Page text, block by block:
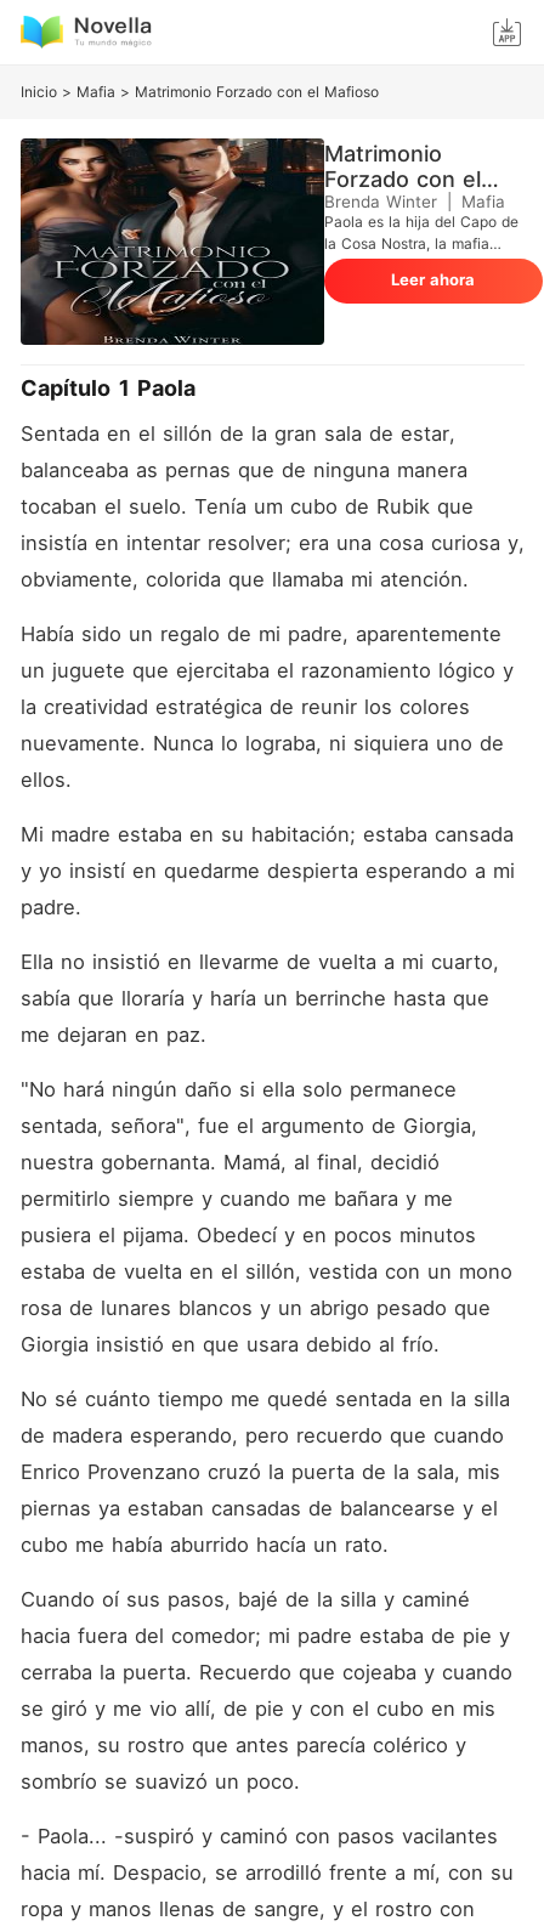
Inicio > Mafia > Matrimonio Forzado con el Mafioso
Matrimonio
Forzado con el
Mafioso
Brenda Winter Mafia
Paola es la hija del Capo de
la Cosa Nostra, la mafia
italiana, y debido a que su
padre asesinó al hijo mayor
de la Cabeza de Dragón, el
recluida en una granja en un
pueblo de Italia, lejos de sus
padres y en compañía de
sus abuelos, quienes
sufre por la distancia y por
la forma en que se ve
obligada a vivir, en una
llama, pero todo cambia
cuando su padre decide
casarla con el líder de la
Yakuza, un enemigo en
aumentará el poder de
ocurre otro giro inesperado
la Tríada mientras se dirige a
del revés, de repente se
encuentra en manos de su
enemigo, incierta sobre su
la alejó de su familia.
Leer ahora
Capítulo 1 Paola
Sentada en el sillón de la gran sala de estar,
balanceaba as pernas que de ninguna manera
tocaban el suelo. Tenía um cubo de Rubik que
insistía en intentar resolver; era una cosa curiosa y,
obviamente, colorida que llamaba mi atención.
Había sido un regalo de mi padre, aparentemente
un juguete que ejercitaba el razonamiento lógico y
la creatividad estratégica de reunir los colores
nuevamente. Nunca lo lograba, ni siquiera uno de
ellos.
Mi madre estaba en su habitación; estaba cansada
y yo insistí en quedarme despierta esperando a mi
padre.
Ella no insistió en llevarme de vuelta a mi cuarto,
sabía que lloraría y haría un berrinche hasta que
me dejaran en paz.
"No hará ningún daño si ella solo permanece
sentada, señora", fue el argumento de Giorgia,
nuestra gobernanta. Mamá, al final, decidió
permitirlo siempre y cuando me bañara y me
pusiera el pijama. Obedecí y en pocos minutos
estaba de vuelta en el sillón, vestida con un mono
rosa de lunares blancos y un abrigo pesado que
Giorgia insistió en que usara debido al frío.
No sé cuánto tiempo me quedé sentada en la silla
de madera esperando, pero recuerdo que cuando
Enrico Provenzano cruzó la puerta de la sala, mis
piernas ya estaban cansadas de balancearse y el
cubo me había aburrido hacía un rato.
Cuando oí sus pasos, bajé de la silla y caminé
hacia fuera del comedor; mi padre estaba de pie y
cerraba la puerta. Recuerdo que cojeaba y cuando
se giró y me vio allí, de pie y con el cubo en mis
manos, su rostro que antes parecía colérico y
sombrío se suavizó un poco.
- Paola... -suspiró y caminó con pasos vacilantes
hacia mí. Despacio, se arrodilló frente a mí, con su
ropa y manos llenas de sangre, y el rostro con